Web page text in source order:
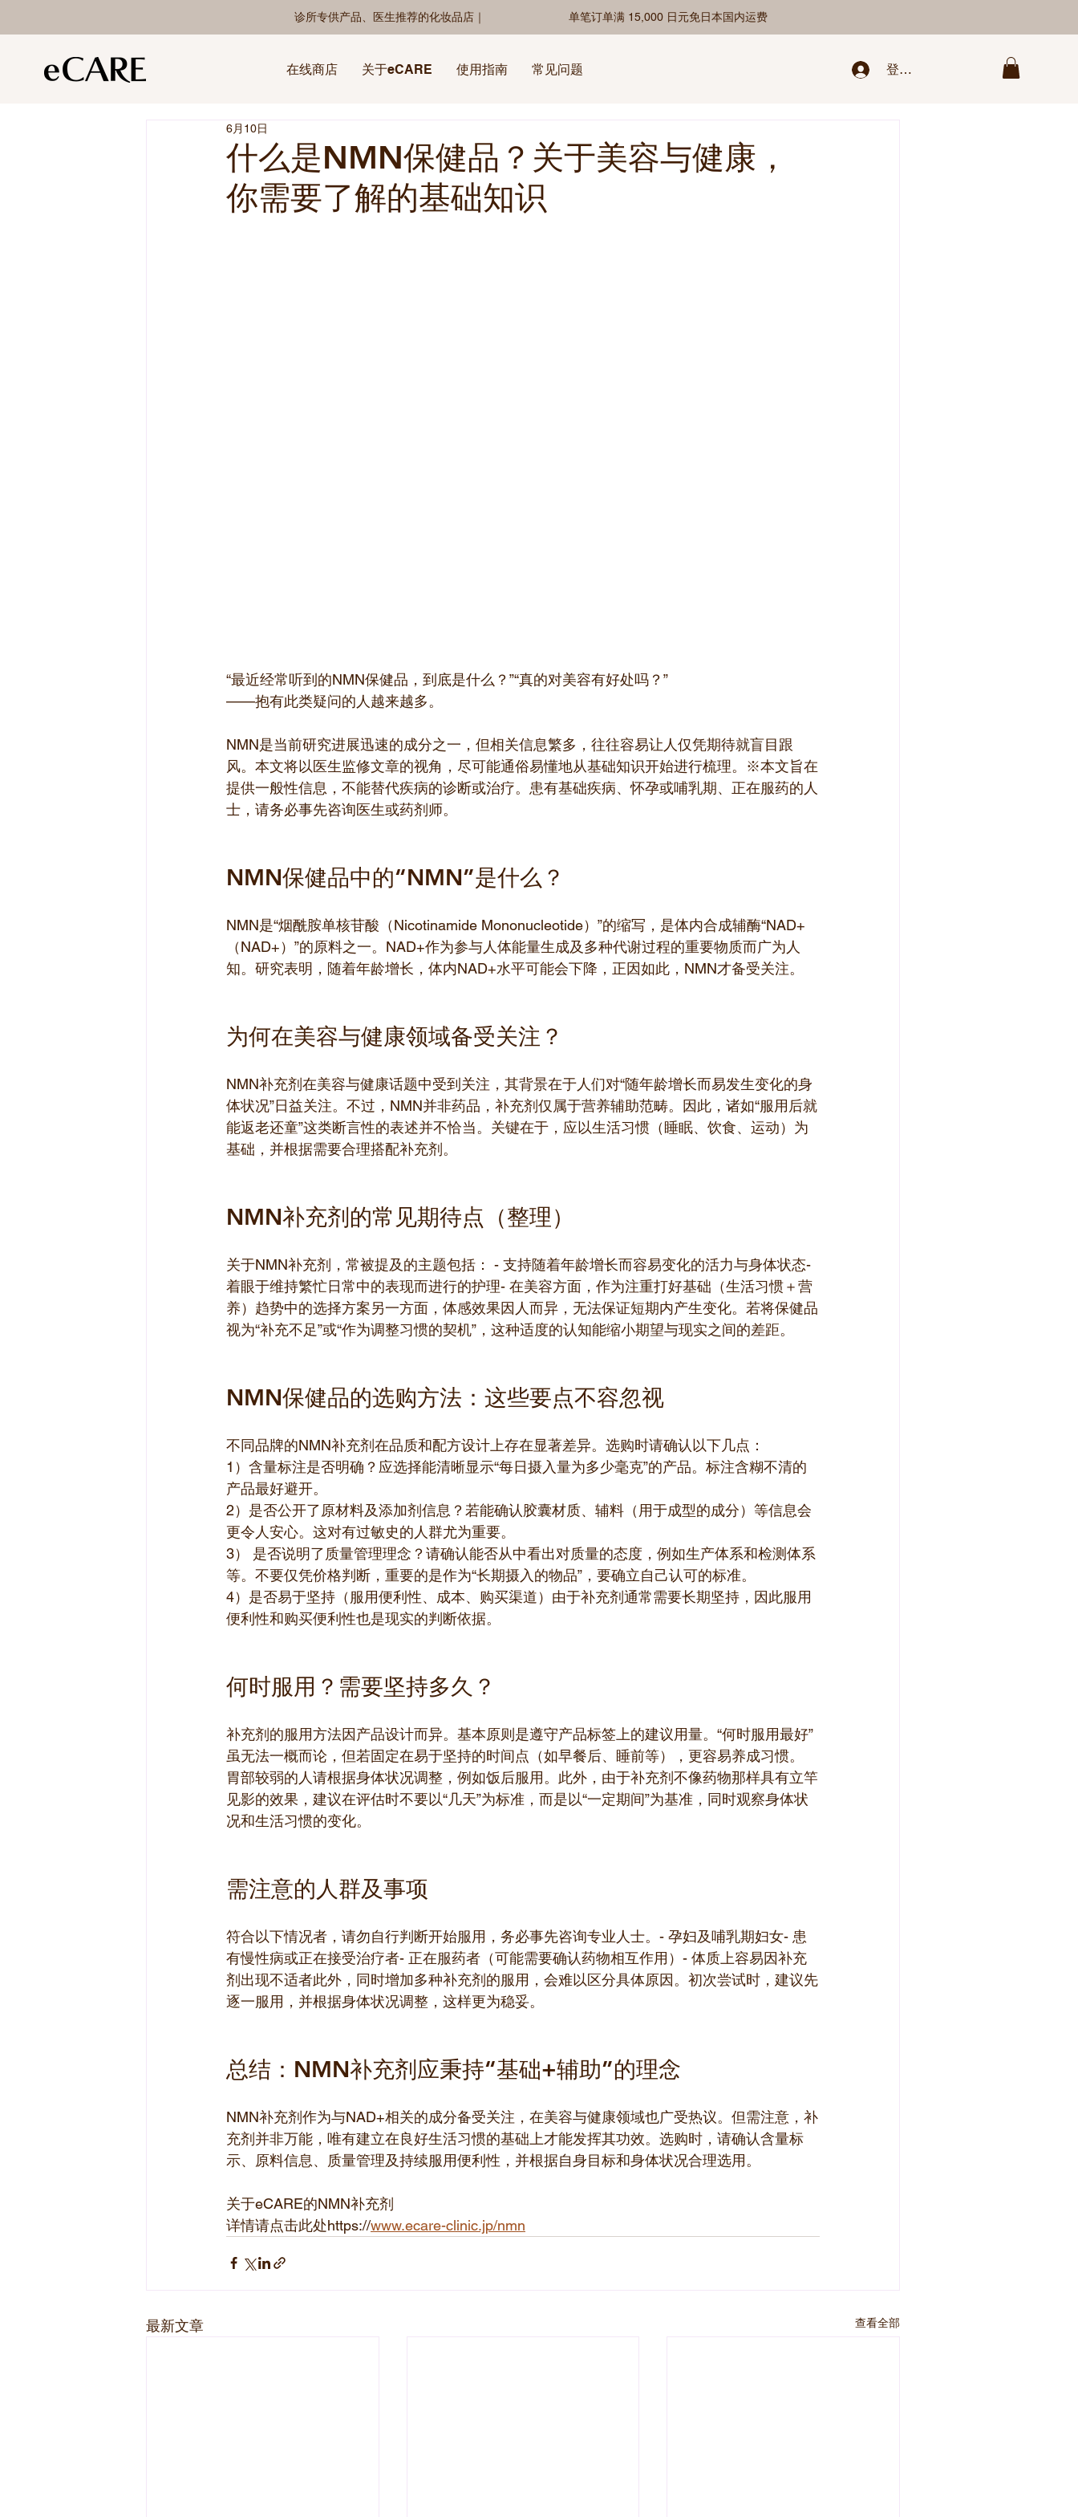
单笔订单满 15,000 日元免日本国内运费
诊所专供产品、医生推荐的化妆品店｜
在线商店 关于eCARE 使用指南 常见问题 登录/新注册
什么是NMN保健品？关于美容与健康，
你需要了解的基础知识
6月10日
“最近经常听到的NMN保健品，到底是什么？”“真的对美容有好处吗？”
——抱有此类疑问的人越来越多。
NMN是当前研究进展迅速的成分之一，但相关信息繁多，往往容易让人仅凭期待就盲目跟
风。本文将以医生监修文章的视角，尽可能通俗易懂地从基础知识开始进行梳理。※本文旨在
提供一般性信息，不能替代疾病的诊断或治疗。患有基础疾病、怀孕或哺乳期、正在服药的人
士，请务必事先咨询医生或药剂师。
NMN保健品中的“NMN”是什么？
NMN是“烟酰胺单核苷酸（Nicotinamide Mononucleotide）”的缩写，是体内合成辅酶“NAD+
（NAD+）”的原料之一。NAD+作为参与人体能量生成及多种代谢过程的重要物质而广为人
知。研究表明，随着年龄增长，体内NAD+水平可能会下降，正因如此，NMN才备受关注。
为何在美容与健康领域备受关注？
NMN补充剂在美容与健康话题中受到关注，其背景在于人们对“随年龄增长而易发生变化的身
体状况”日益关注。不过，NMN并非药品，补充剂仅属于营养辅助范畴。因此，诸如“服用后就
能返老还童”这类断言性的表述并不恰当。关键在于，应以生活习惯（睡眠、饮食、运动）为
基础，并根据需要合理搭配补充剂。
NMN补充剂的常见期待点（整理）
关于NMN补充剂，常被提及的主题包括： - 支持随着年龄增长而容易变化的活力与身体状态-
着眼于维持繁忙日常中的表现而进行的护理- 在美容方面，作为注重打好基础（生活习惯＋营
养）趋势中的选择方案另一方面，体感效果因人而异，无法保证短期内产生变化。若将保健品
视为“补充不足”或“作为调整习惯的契机”，这种适度的认知能缩小期望与现实之间的差距。
NMN保健品的选购方法：这些要点不容忽视
不同品牌的NMN补充剂在品质和配方设计上存在显著差异。选购时请确认以下几点：
1）含量标注是否明确？应选择能清晰显示“每日摄入量为多少毫克”的产品。标注含糊不清的
产品最好避开。
2）是否公开了原材料及添加剂信息？若能确认胶囊材质、辅料（用于成型的成分）等信息会
更令人安心。这对有过敏史的人群尤为重要。
3） 是否说明了质量管理理念？请确认能否从中看出对质量的态度，例如生产体系和检测体系
等。不要仅凭价格判断，重要的是作为“长期摄入的物品”，要确立自己认可的标准。
4）是否易于坚持（服用便利性、成本、购买渠道）由于补充剂通常需要长期坚持，因此服用
便利性和购买便利性也是现实的判断依据。
何时服用？需要坚持多久？
补充剂的服用方法因产品设计而异。基本原则是遵守产品标签上的建议用量。“何时服用最好”
虽无法一概而论，但若固定在易于坚持的时间点（如早餐后、睡前等），更容易养成习惯。
胃部较弱的人请根据身体状况调整，例如饭后服用。此外，由于补充剂不像药物那样具有立竿
见影的效果，建议在评估时不要以“几天”为标准，而是以“一定期间”为基准，同时观察身体状
况和生活习惯的变化。
需注意的人群及事项
符合以下情况者，请勿自行判断开始服用，务必事先咨询专业人士。- 孕妇及哺乳期妇女- 患
有慢性病或正在接受治疗者- 正在服药者（可能需要确认药物相互作用）- 体质上容易因补充
剂出现不适者此外，同时增加多种补充剂的服用，会难以区分具体原因。初次尝试时，建议先
逐一服用，并根据身体状况调整，这样更为稳妥。
总结：NMN补充剂应秉持“基础+辅助”的理念
NMN补充剂作为与NAD+相关的成分备受关注，在美容与健康领域也广受热议。但需注意，补
充剂并非万能，唯有建立在良好生活习惯的基础上才能发挥其功效。选购时，请确认含量标
示、原料信息、质量管理及持续服用便利性，并根据自身目标和身体状况合理选用。
关于eCARE的NMN补充剂
详情请点击此处https://www.ecare-clinic.jp/nmn
最新文章 查看全部